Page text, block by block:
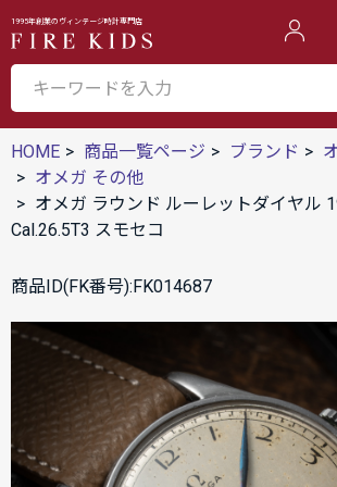
1995年創業のヴィンテージ時計専門店
HOME 商品一覧ページ ブランド
オメガ その他
オメガ ラウンド ルーレットダイヤル
Cal.26.5T3 スモセコ
商品ID(FK番号):FK014687